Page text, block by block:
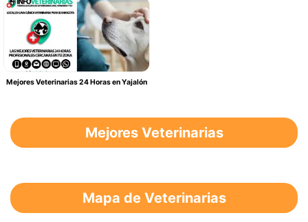
Mejores Veterinarias 24 Horas en Yajalón
Mejores Veterinarias
Mapa de Veterinarias